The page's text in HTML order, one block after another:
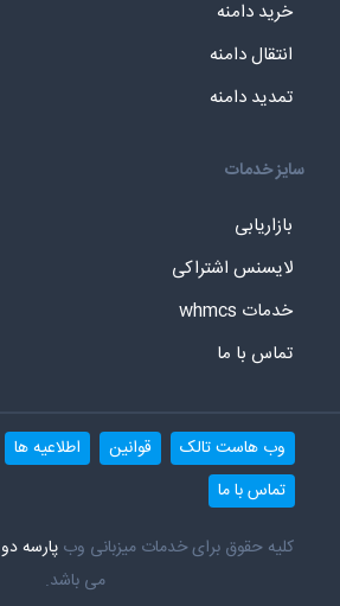
خرید دامنه
انتقال دامنه
تمدید دامنه
سایز خدمات
بازاریابی
لایسنس اشتراکی
خدمات whmcs
تماس با ما
وب هاست تالک قوانین اطلاعیه ها
تماس با ما
کلیه حقوق برای خدمات میزبانی وبپارسه دو
می باشد.